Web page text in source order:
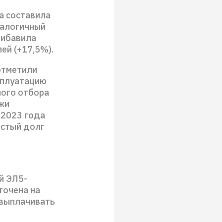
составила
(+17,5%).
отбора
года
долг
ЭЛ5-
на